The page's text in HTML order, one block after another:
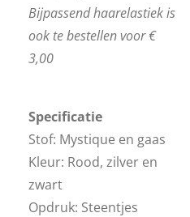
Bijpassend haarelastiek is
ook te bestellen voor €
3,00
Specificatie
Stof: Mystique en gaas
Kleur: Rood, zilver en
zwart
Opdruk: Steentjes